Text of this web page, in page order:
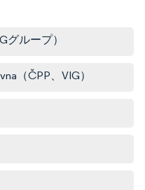
グループ）
（ČPP、VIG）